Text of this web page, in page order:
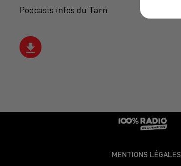
Podcasts infos du Tarn
MENTIONS LÉGALES